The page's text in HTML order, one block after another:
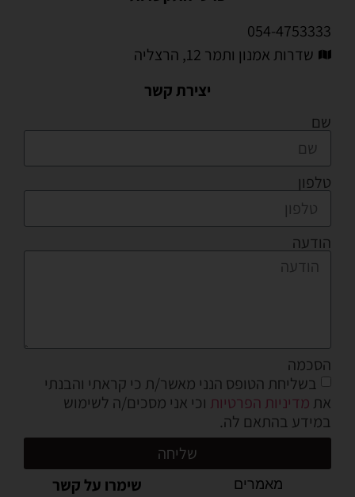
054-4753333
שדרות אמנון ותמר 12, הרצליה
יצירת קשר
שם
טלפון
הודעה
הסכמה
בשליחת הטופס הנני מאשר/ת כי קראתי והבנתי
את מדיניות הפרטיות וכי אני מסכים/ה לשימוש
במידע בהתאם לה.
שליחה
מאמרים
שימרו על קשר